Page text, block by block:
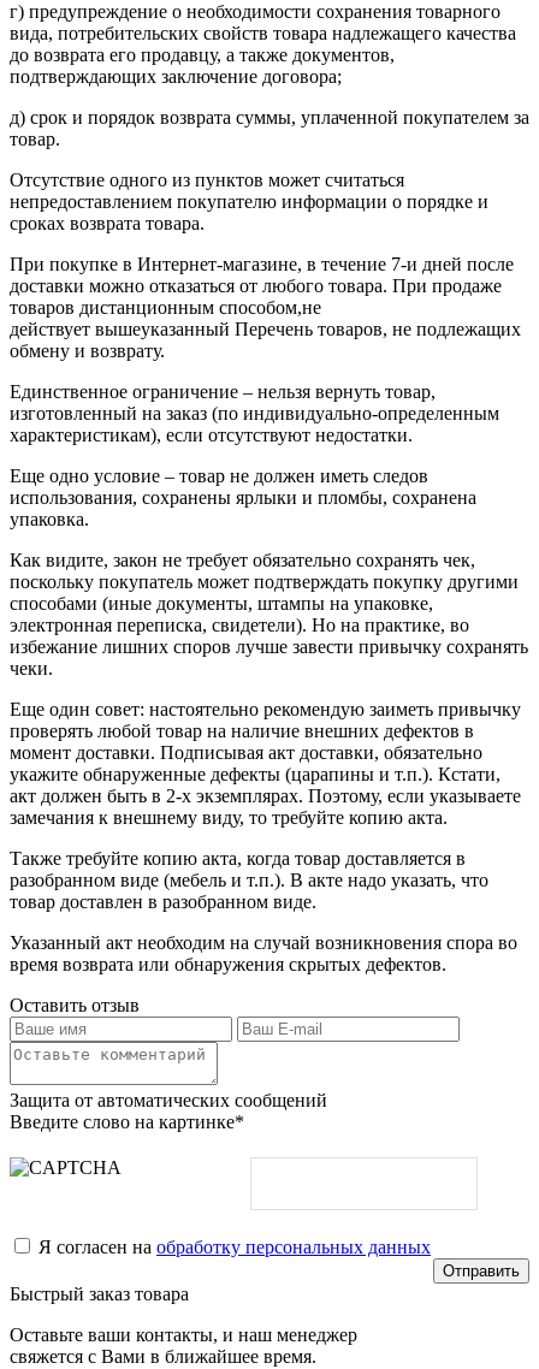
г) предупреждение о необходимости сохранения товарного
вида, потребительских свойств товара надлежащего качества
до возврата его продавцу, а также документов,
подтверждающих заключение договора;
д) срок и порядок возврата суммы, уплаченной покупателем за
товар.
Отсутствие одного из пунктов может считаться
непредоставлением покупателю информации о порядке и
сроках возврата товара.
При покупке в Интернет-магазине, в течение 7-и дней после
доставки можно отказаться от любого товара. При продаже
товаров дистанционным способом,не
действует вышеуказанный Перечень товаров, не подлежащих
обмену и возврату.
Единственное ограничение – нельзя вернуть товар,
изготовленный на заказ (по индивидуально-определенным
характеристикам), если отсутствуют недостатки.
Еще одно условие – товар не должен иметь следов
использования, сохранены ярлыки и пломбы, сохранена
упаковка.
Как видите, закон не требует обязательно сохранять чек,
поскольку покупатель может подтверждать покупку другими
способами (иные документы, штампы на упаковке,
электронная переписка, свидетели). Но на практике, во
избежание лишних споров лучше завести привычку сохранять
чеки.
Еще один совет: настоятельно рекомендую заиметь привычку
проверять любой товар на наличие внешних дефектов в
момент доставки. Подписывая акт доставки, обязательно
укажите обнаруженные дефекты (царапины и т.п.). Кстати,
акт должен быть в 2-х экземплярах. Поэтому, если указываете
замечания к внешнему виду, то требуйте копию акта.
Также требуйте копию акта, когда товар доставляется в
разобранном виде (мебель и т.п.). В акте надо указать, что
товар доставлен в разобранном виде.
Указанный акт необходим на случай возникновения спора во
время возврата или обнаружения скрытых дефектов.
Оставить отзыв
Защита от автоматических сообщений
Введите слово на картинке*
Я согласен на обработку персональных данных
Быстрый заказ товара
Оставьте ваши контакты, и наш менеджер
свяжется с Вами в ближайшее время.